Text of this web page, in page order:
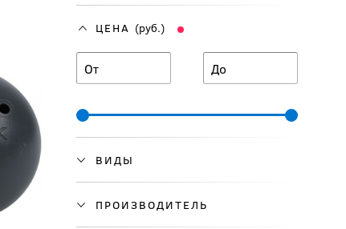
ЦЕНА (руб.)
От До
ВИДЫ
ПРОИЗВОДИТЕЛЬ